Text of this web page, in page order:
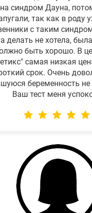
на синдром Дауна,
так как в роду
с таким
делать не хотела,
быть хорошо. В
самая низкая
срок. Очень
беременность не
Ваш тест меня